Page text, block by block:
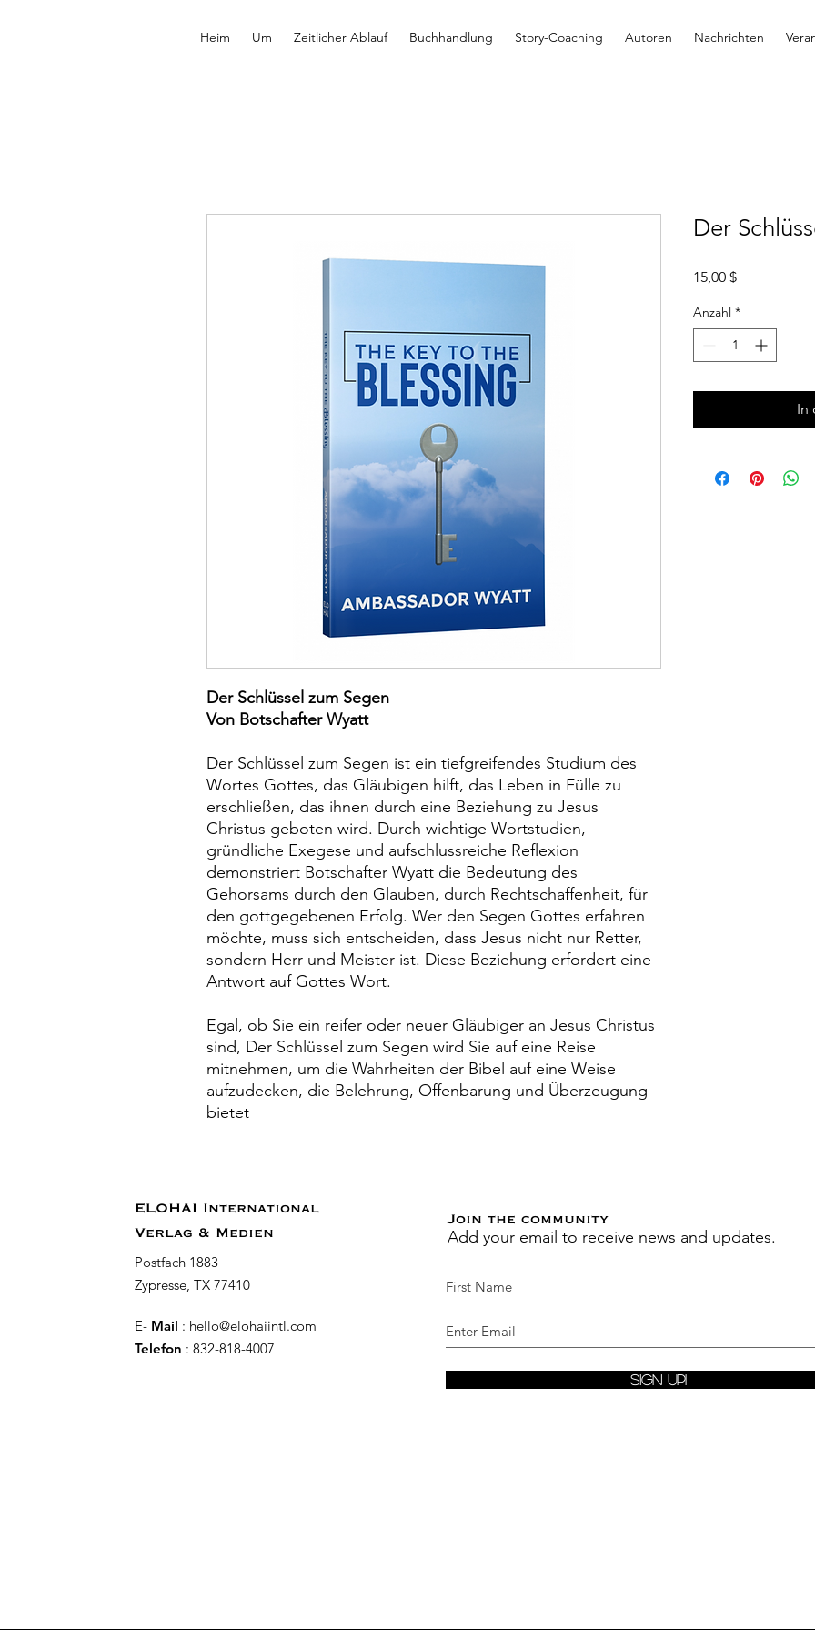
Heim Um Zeitlicher Ablauf Buchhandlung Story-Coaching Autoren Nachrichten
Der Schlüssel zum Segen
Von Botschafter Wyatt
Der Schlüssel zum Segen ist ein tiefgreifendes Studium des
Wortes Gottes, das Gläubigen hilft, das Leben in Fülle zu
erschließen, das ihnen durch eine Beziehung zu Jesus
Christus geboten wird. Durch wichtige Wortstudien,
gründliche Exegese und aufschlussreiche Reflexion
demonstriert Botschafter Wyatt die Bedeutung des
Gehorsams durch den Glauben, durch Rechtschaffenheit, für
den gottgegebenen Erfolg. Wer den Segen Gottes erfahren
möchte, muss sich entscheiden, dass Jesus nicht nur Retter,
sondern Herr und Meister ist. Diese Beziehung erfordert eine
Antwort auf Gottes Wort.
Egal, ob Sie ein reifer oder neuer Gläubiger an Jesus Christus
sind, Der Schlüssel zum Segen wird Sie auf eine Reise
mitnehmen, um die Wahrheiten der Bibel auf eine Weise
aufzudecken, die Belehrung, Offenbarung und Überzeugung
bietet
Der
15,00 $Preis
Anzahl *
In
ELOHAI International
Verlag & Medien
Postfach 1883
Zypresse, TX 77410
E- Mail : hello@elohaiintl.com
Telefon : 832-818-4007
Join the community
Add your email to receive news and updates.
Sign Up!